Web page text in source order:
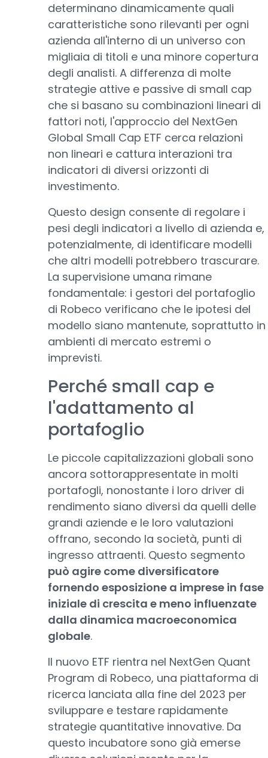
determinano dinamicamente quali
caratteristiche sono rilevanti per ogni
azienda all'interno di un universo con
migliaia di titoli e una minore copertura
degli analisti. A differenza di molte
strategie attive e passive di small cap
che si basano su combinazioni lineari di
fattori noti, l'approccio del NextGen
Global Small Cap ETF cerca relazioni
non lineari e cattura interazioni tra
indicatori di diversi orizzonti di
investimento.
Questo design consente di regolare i
pesi degli indicatori a livello di azienda e,
potenzialmente, di identificare modelli
che altri modelli potrebbero trascurare.
La supervisione umana rimane
fondamentale: i gestori del portafoglio
di Robeco verificano che le ipotesi del
modello siano mantenute, soprattutto in
ambienti di mercato estremi o
imprevisti.
Perché small cap e
l'adattamento al
portafoglio
Le piccole capitalizzazioni globali sono
ancora sottorappresentate in molti
portafogli, nonostante i loro driver di
rendimento siano diversi da quelli delle
grandi aziende e le loro valutazioni
offrano, secondo la società, punti di
ingresso attraenti. Questo segmento
può agire come diversificatore
fornendo esposizione a imprese in fase
iniziale di crescita e meno influenzate
dalla dinamica macroeconomica
globale.
Il nuovo ETF rientra nel NextGen Quant
Program di Robeco, una piattaforma di
ricerca lanciata alla fine del 2023 per
sviluppare e testare rapidamente
strategie quantitative innovative. Da
questo incubatore sono già emerse